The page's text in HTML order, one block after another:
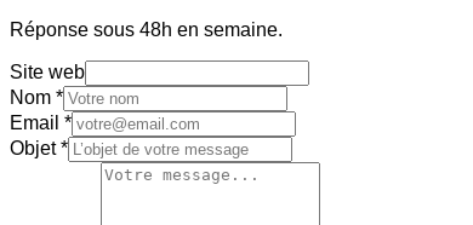
Réponse sous 48h en semaine.
Site web
Nom *
Email *
Objet*